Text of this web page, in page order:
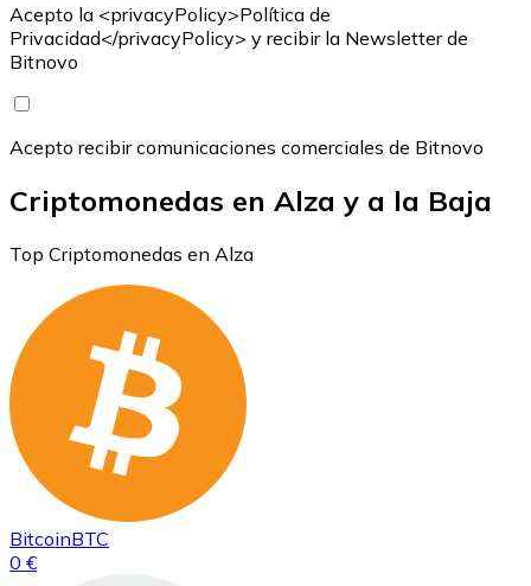
Acepto la <privacyPolicy>Política de
Privacidad</privacyPolicy> y recibir la Newsletter de
Bitnovo
Acepto recibir comunicaciones comerciales de Bitnovo
Criptomonedas en Alza y a la Baja
Top Criptomonedas en Alza
BitcoinBTC
0 €